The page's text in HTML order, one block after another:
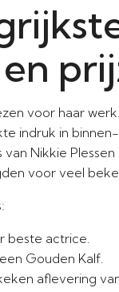
voor haar
indruk in
Nikkie Plessen
voor veel
beste actrice.
Gouden Kalf.
aflevering